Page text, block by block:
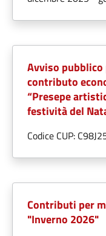
Avviso pubblico
contributo
“Presepe
festività del
Codice CUP:
Contributi per
"Inverno 2026"